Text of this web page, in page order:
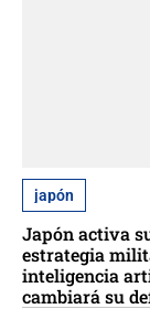
japón
Japón activa
estrategia
inteligencia
cambiará su